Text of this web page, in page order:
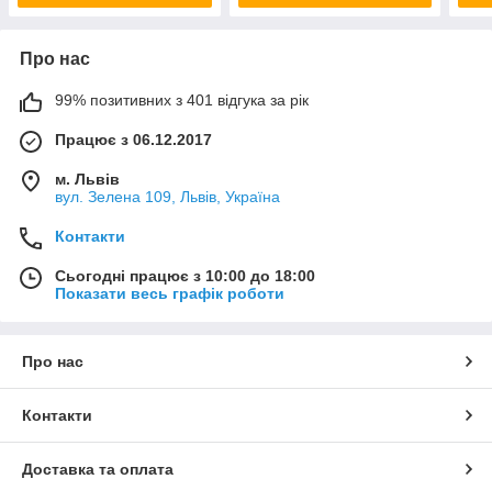
Про нас
99% позитивних з 401 відгука за рік
Працює з 06.12.2017
м. Львів
вул. Зелена 109, Львів, Україна
Контакти
Сьогодні працює з 10:00 до 18:00
Показати весь графік роботи
Про нас
Контакти
Доставка та оплата